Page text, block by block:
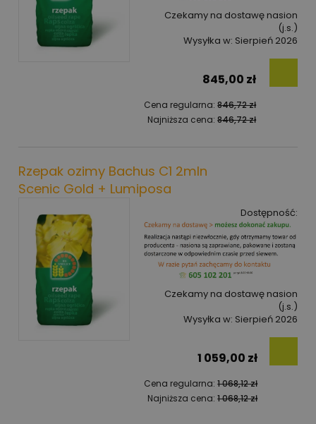
Czekamy na dostawę nasion
(j.s.)
Wysyłka w: Sierpień 2026
845,00 zł
Cena regularna:846,72 zł
Najniższa cena:846,72 zł
Rzepak ozimy Bachus C1 2mln
Scenic Gold + Lumiposa
Dostępność:
Czekamy na dostawę nasion
(j.s.)
Wysyłka w: Sierpień 2026
1 059,00 zł
Cena regularna:1 068,12 zł
Najniższa cena:1 068,12 zł